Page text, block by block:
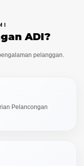
ADI?
pelanggan.
Pelancongan